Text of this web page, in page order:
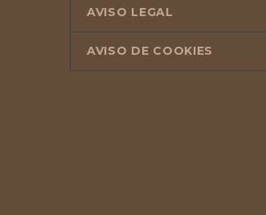
AVISO LEGAL
AVISO DE COOKIES